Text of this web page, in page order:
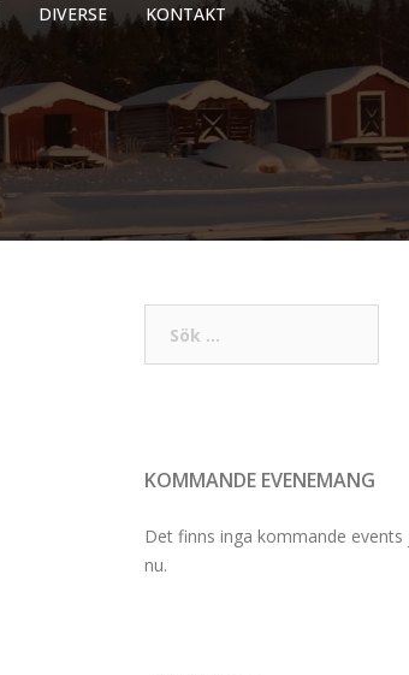
DIVERSE KONTAKT
efter:
KOMMANDE EVENEMANG
Det finns inga kommande events
nu.